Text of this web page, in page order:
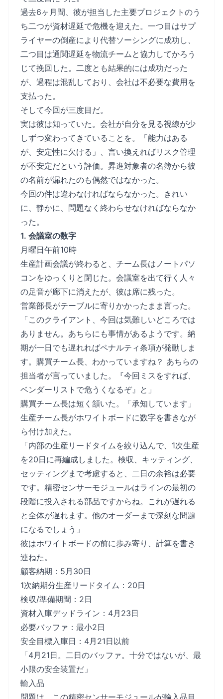
過去6ヶ月間、彼が担当した主要プロジェクトのう
ち二つが資材遅延で危機を迎えた。一つ目はサプ
ライヤーの倒産により代替ソーシングに成功し、
二つ目は通関遅延を物流チームと協力してかろう
じて挽回した。二度とも結果的には成功だった
が、過程は混乱しており、会社は不必要な費用を
支払った。
そして今回が三度目だ。
実は彼は知っていた。会社が自分を見る視線が少
しずつ変わってきていることを。「能力はある
が、安定性に欠ける」、言い換えればリスク管理
が不安定だという評価。昇進対象者の名簿から彼
の名前が漏れたのも偶然ではなかった。
今回の件は違わなければならなかった。きれい
に、静かに、問題なく終わらせなければならなか
った。
1. 会議室の数字
月曜日午前10時
生産計画会議が終わると、チーム長はノートパソ
コンをゆっくりと閉じた。会議室を出て行く人々
の足音が廊下に消えたが、彼は席に残った。
営業部長がテーブルに寄りかかったまま言った。
「このクライアント、今回は気難しいどころでは
ありません。あちらにも事情があるようです。納
期が一日でも遅れればペナルティ条項が発動しま
す。購買チーム長、わかっていますね？ あちらの
担当者が言っていました。『今回ミスをすれば、
ベンダーリストで危うくなるぞ』と」
購買チーム長は短く頷いた。「承知しています」
生産チーム長がホワイトボードに数字を書きなが
ら付け加えた。
「内部の生産リードタイムを絞り込んで、1次生産
を20日に再編成しました。検収、キッティング、
セッティングまで考慮すると、二日の余裕は必要
です。精密センサーモジュールはラインの最初の
段階に投入される部品ですからね。これが遅れる
と全体が遅れます。他のオーダーまで深刻な問題
になるでしょう」
彼はホワイトボードの前に歩み寄り、計算を書き
連ねた。
顧客納期：5月30日
1次納期分生産リードタイム：20日
検収/準備期間：2日
資材入庫デッドライン：4月23日
必要バッファ：最小2日
安全目標入庫日：4月21日以前
「4月21日。二日のバッファ。十分ではないが、最
小限の安全装置だ」
輸入品
問題は、この精密センサーモジュールが輸入品目